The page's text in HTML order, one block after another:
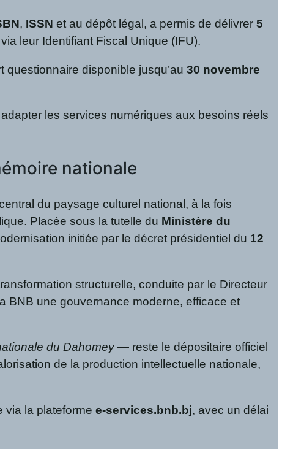
, ISSN et au dépôt légal, a permis de délivrer5
via leur Identifiant Fiscal Unique (IFU).
questionnaire disponible jusqu’au30 novembre
les services numériques aux besoins réels
nationale
du paysage culturel national, à la fois
Placée sous la tutelle du Ministère du
initiée par le décret présidentiel du 12
structurelle, conduite par le Directeur
BNB une gouvernance moderne, efficace et
du Dahomey— reste le dépositaire officiel
de la production intellectuelle nationale,
via la plateformee-services.bnb.bj, avec un délai